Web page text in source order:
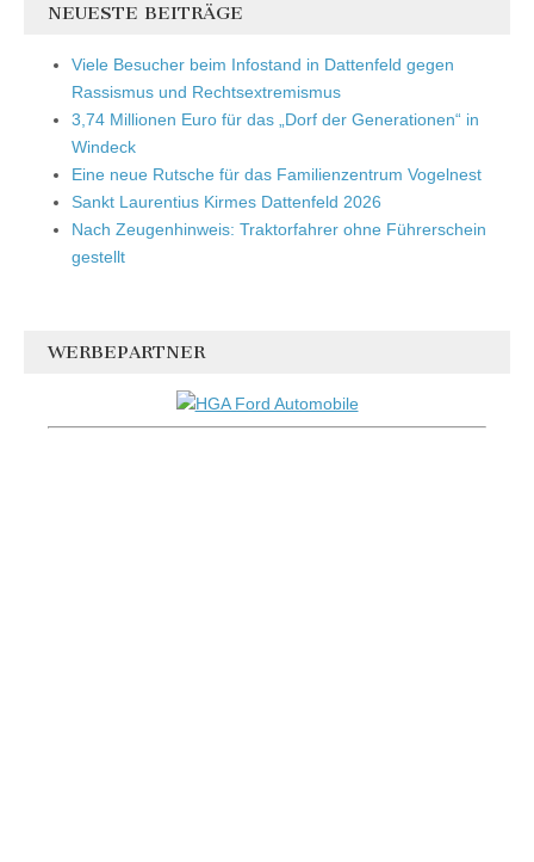
NEUESTE BEITRÄGE
Viele Besucher beim Infostand in Dattenfeld gegen
Rassismus und Rechtsextremismus
3,74 Millionen Euro für das „Dorf der Generationen“ in
Windeck
Eine neue Rutsche für das Familienzentrum Vogelnest
Sankt Laurentius Kirmes Dattenfeld 2026
Nach Zeugenhinweis: Traktorfahrer ohne Führerschein
gestellt
WERBEPARTNER